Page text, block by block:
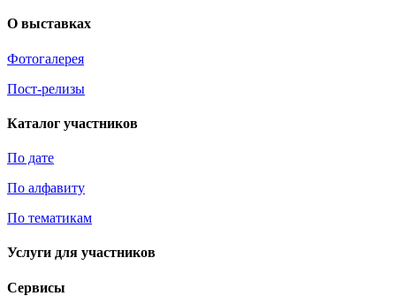
О выставках
Фотогалерея
Пост-релизы
Каталог участников
По дате
По алфавиту
По тематикам
Услуги для участников
Сервисы